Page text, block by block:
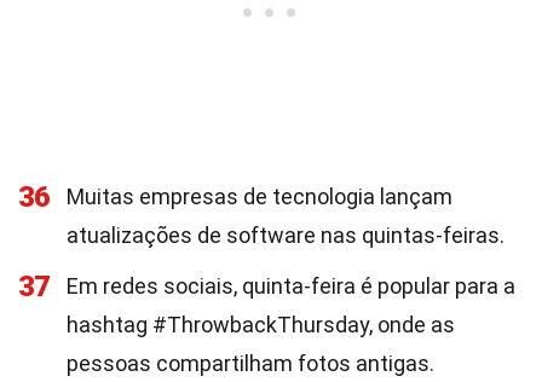
36
Muitas empresas de tecnologia lançam
atualizações de software nas quintas-feiras.
37
Em redes sociais, quinta-feira é popular para a
hashtag #ThrowbackThursday, onde as
pessoas compartilham fotos antigas.